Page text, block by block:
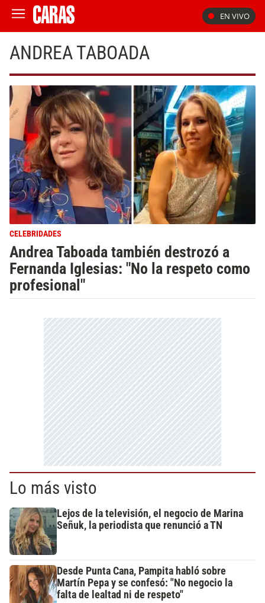
EN VIVO
ANDREA TABOADA
CELEBRIDADES
Andrea Taboada también destrozó a
Fernanda Iglesias: "No la respeto como
profesional"
Lo más visto
Lejos de la televisión, el negocio de Marina
Señuk, la periodista que renunció a TN
Desde Punta Cana, Pampita habló sobre
Martín Pepa y se confesó: "No negocio la
falta de lealtad ni de respeto"